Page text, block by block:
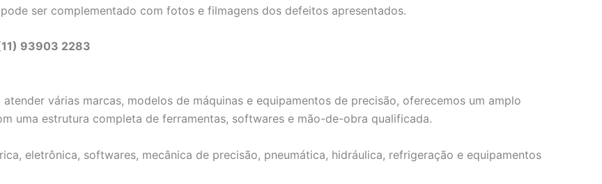
ser complementado com fotos e filmagens dos defeitos apresentados.
93903 2283
várias marcas, modelos de máquinas e equipamentos de precisão, oferecemos um amplo
uma estrutura completa de ferramentas, softwares e mão-de-obra qualificada.
eletrônica, softwares, mecânica de precisão, pneumática, hidráulica, refrigeração e equipamentos